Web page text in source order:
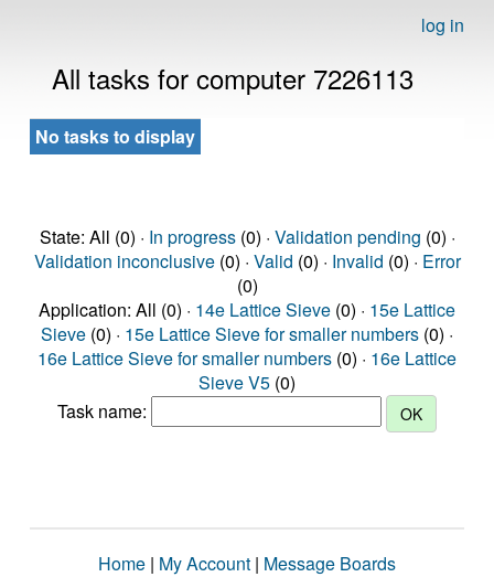
log in
All tasks for computer 7226113
No tasks to display
State: All (0) · In progress(0) · Validation pending (0) ·
Validation inconclusive(0) · Valid (0) · Invalid (0) · Error
(0)
Application: All (0) · 14e Lattice Sieve (0) · 15e Lattice
Sieve (0) · 15e Lattice Sieve for smaller numbers (0) ·
16e Lattice Sieve for smaller numbers (0) · 16e Lattice
Sieve V5 (0)
Task name:
Home | My Account | Message Boards